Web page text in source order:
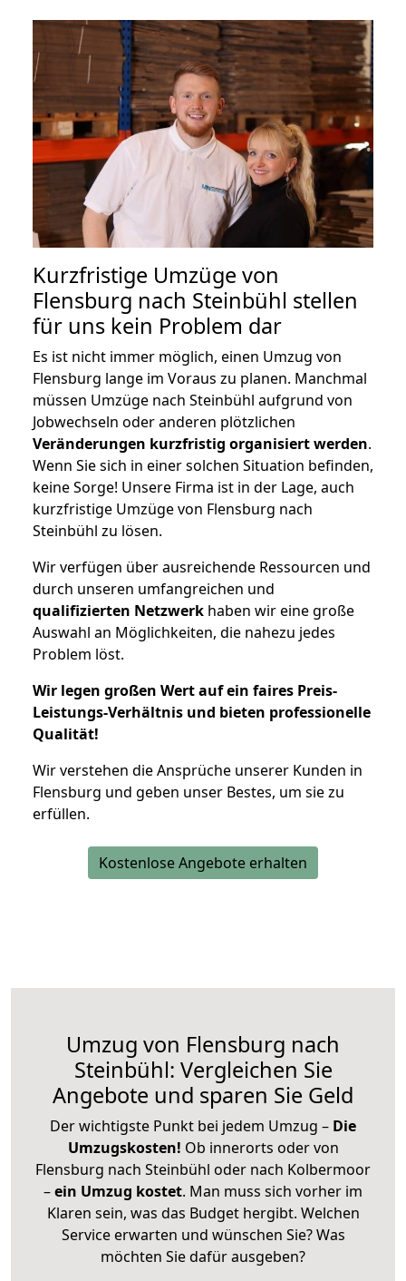
Kurzfristige Umzüge von
Flensburg nach Steinbühl stellen
für uns kein Problem dar
Es ist nicht immer möglich, einen Umzug von
Flensburg lange im Voraus zu planen. Manchmal
müssen Umzüge nach Steinbühl aufgrund von
Jobwechseln oder anderen plötzlichen
Veränderungen kurzfristig organisiert werden.
Wenn Sie sich in einer solchen Situation befinden,
keine Sorge! Unsere Firma ist in der Lage, auch
kurzfristige Umzüge von Flensburg nach
Steinbühl zu lösen.
Wir verfügen über ausreichende Ressourcen und
durch unseren umfangreichen und
qualifizierten Netzwerk haben wir eine große
Auswahl an Möglichkeiten, die nahezu jedes
Problem löst.
Wir legen großen Wert auf ein faires Preis-
Leistungs-Verhältnis und bieten professionelle
Qualität!
Wir verstehen die Ansprüche unserer Kunden in
Flensburg und geben unser Bestes, um sie zu
erfüllen.
Kostenlose Angebote erhalten
Umzug von Flensburg nach
Steinbühl: Vergleichen Sie
Angebote und sparen Sie Geld
Der wichtigste Punkt bei jedem Umzug – Die
Umzugskosten! Ob innerorts oder von
Flensburg nach Steinbühl oder nach Kolbermoor
–ein Umzug kostet. Man muss sich vorher im
Klaren sein, was das Budget hergibt. Welchen
Service erwarten und wünschen Sie? Was
möchten Sie dafür ausgeben?